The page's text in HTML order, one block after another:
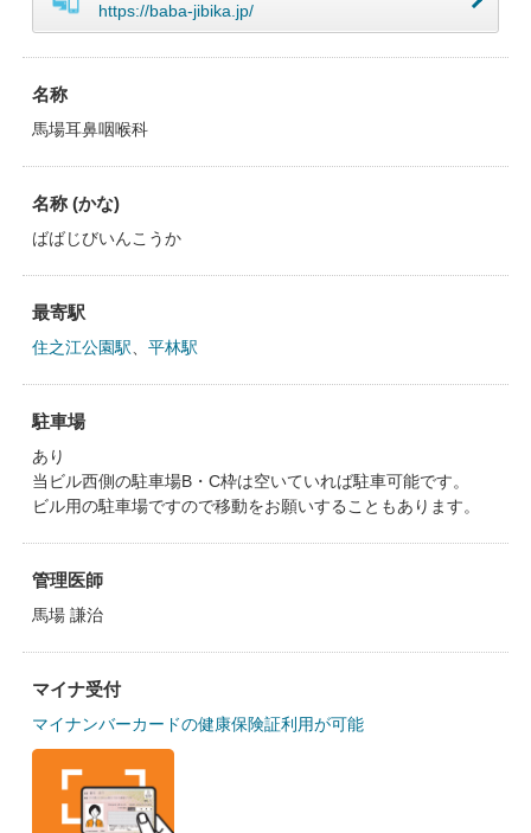
https://baba-jibika.jp/
名称
馬場耳鼻咽喉科
名称 (かな)
ばばじびいんこうか
最寄駅
住之江公園駅 平林駅
駐車場
あり
当ビル西側の駐車場B・C枠は空いていれば駐車可能です。
ビル用の駐車場ですので移動をお願いすることもあります。
管理医師
馬場 謙治
マイナ受付
マイナンバーカードの健康保険証利用が可能